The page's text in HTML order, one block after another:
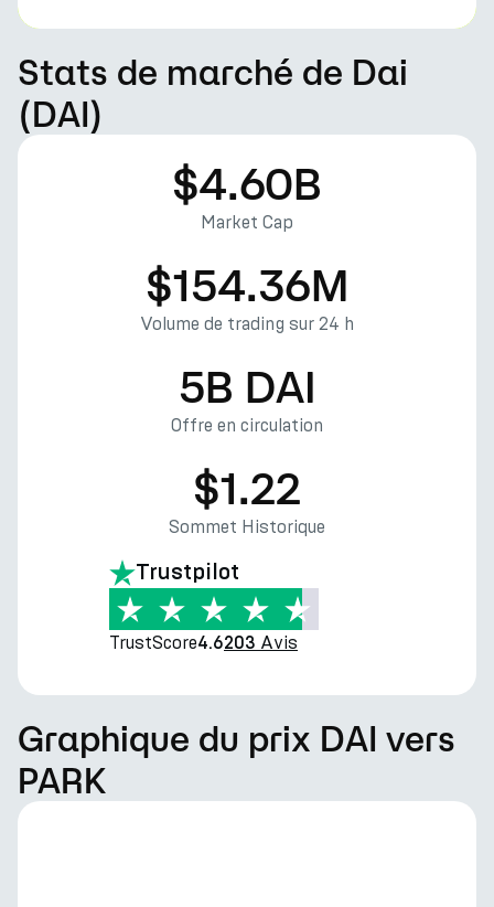
Stats de marché de Dai
(DAI)
$4.60B
Market Cap
$154.36M
Volume de trading sur 24 h
5B DAI
Offre en circulation
$1.22
Sommet Historique
Trustpilot
TrustScore4.6203 Avis
Graphique du prix DAI vers
PARK